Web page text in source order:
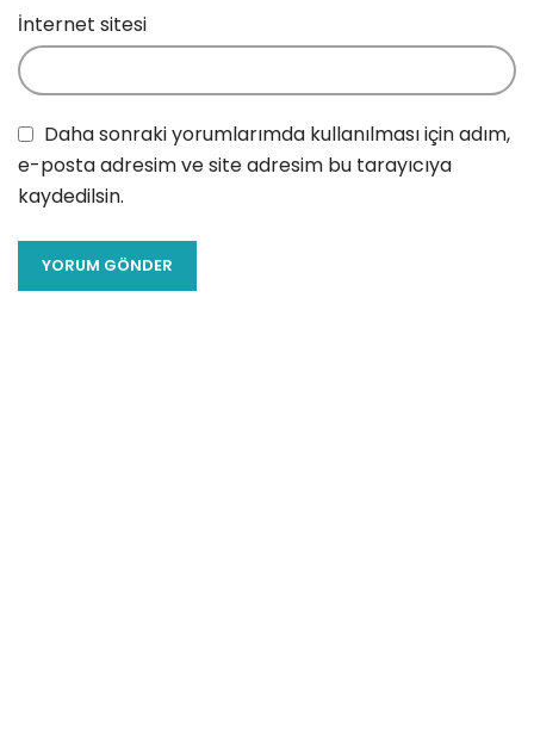
İnternet sitesi
Daha sonraki yorumlarımda kullanılması için adım,
e-posta adresim ve site adresim bu tarayıcıya
kaydedilsin.